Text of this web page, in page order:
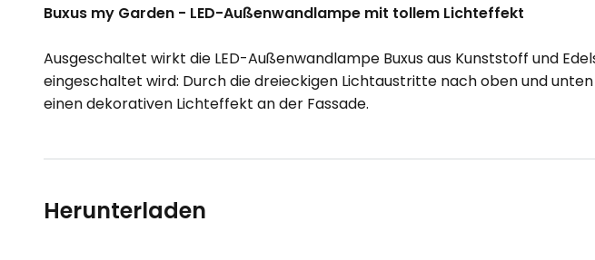
Buxus my Garden - LED-Außenwandlampe mit tollem Lichteffekt
Ausgeschaltet wirkt die LED-Außenwandlampe Buxus aus Kunststoff und
eingeschaltet wird: Durch die dreieckigen Lichtaustritte nach oben und
einen dekorativen Lichteffekt an der Fassade.
Herunterladen